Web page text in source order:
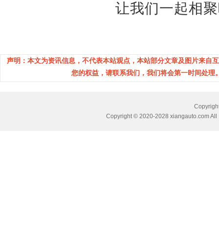
让我们一起相
声明：本文为资讯信息，不代表本站观点，本站部分文章及图片来自
您的权益，请联系我们，我们将会第一时间处
Copyright © 2020-2028 xiangauto.com